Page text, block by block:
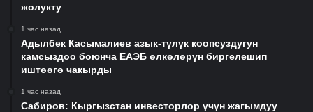
жолукту
1 час назад
Адылбек Касымалиев азык-түлүк коопсуздугун
камсыздоо боюнча ЕАЭБ өлкөлөрүн биргелешип
иштөөгө чакырды
1 час назад
Сабиров: Кыргызстан инвесторлор үчүн жагымдуу